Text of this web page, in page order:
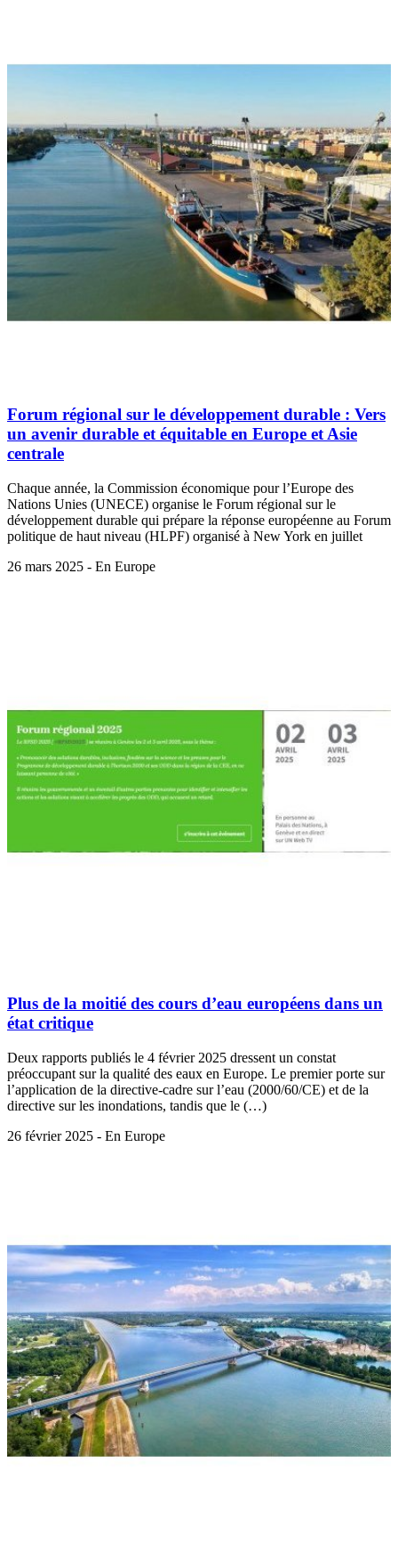
Forum régional sur le développement durable : Vers
un avenir durable et équitable en Europe et Asie
centrale
Chaque année, la Commission économique pour l’Europe des
Nations Unies (UNECE) organise le Forum régional sur le
développement durable qui prépare la réponse européenne au Forum
politique de haut niveau (HLPF) organisé à New York en juillet
26 mars 2025 - En Europe
Plus de la moitié des cours d’eau européens dans un
état critique
Deux rapports publiés le 4 février 2025 dressent un constat
préoccupant sur la qualité des eaux en Europe. Le premier porte sur
l’application de la directive-cadre sur l’eau (2000/60/CE) et de la
directive sur les inondations, tandis que le (…)
26 février 2025 - En Europe